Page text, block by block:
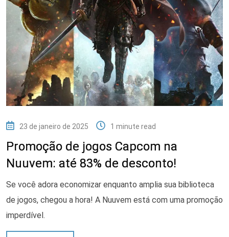
23 de janeiro de 2025 1 minute read
Promoção de jogos Capcom na
Nuuvem: até 83% de desconto!
Se você adora economizar enquanto amplia sua biblioteca
de jogos, chegou a hora! A Nuuvem está com uma promoção
imperdível.